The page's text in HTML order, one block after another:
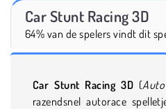
Car Stunt Racing 3D
64% van de spelers vindt dit
Car Stunt Racing 3D (
razendsnel autorace